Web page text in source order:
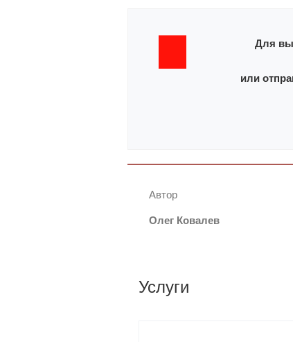
Для
или
Автор
Олег Ковалев
Услуги